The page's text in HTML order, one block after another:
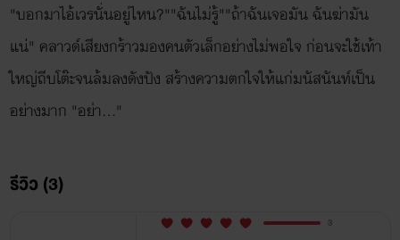
"บอกมาไอ้เวรนั่นอยู่ไหน?""ฉันไม่รู้""ถ้าฉันเจอมัน ฉันฆ่ามัน
แน่" คลาวด์เสียงกร้าวมองคนตัวเล็กอย่างไม่พอใจ ก่อนจะใช้เท้า
ใหญ่ถีบโต๊ะจนล้มลงดังปัง สร้างความตกใจให้แก่มนัสนันท์เป็น
อย่างมาก "อย่า..."
รีวิว (3)
3